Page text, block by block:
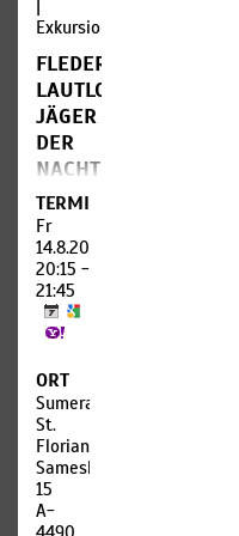
Exkursion
FLEDERMÄUSE,
LAUTLOSE
JÄGER
DER
NACHT
Mit
Ultraschalldetektoren
ausgestattet,
wird der
zweitgrößten
Gruppe
der
– den
Fledermäusen
–
nachgespürt.
Dämmerungstour,
für
Kindern
TERMIN
Fr
14.8.2026,
20:15 -
21:45
ORT
Sumerauerhof
St.
Florian
Samesleiten
15
A-